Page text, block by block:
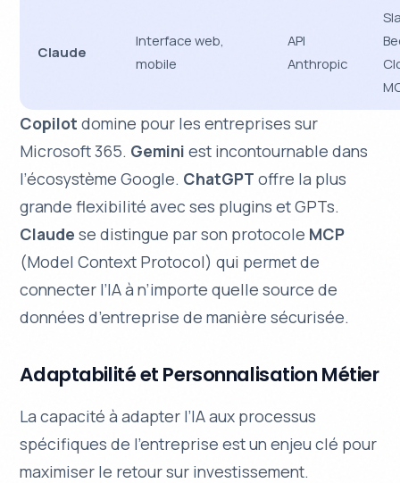
Claude
Interface web,
mobile
API
Anthropic
Copilot domine pour les entreprises sur
Microsoft 365. Gemini est incontournable dans
l’écosystème Google. ChatGPT offre la plus
grande flexibilité avec ses plugins et GPTs.
Claude se distingue par son protocole MCP
(Model Context Protocol) qui permet de
connecter l’IA à n’importe quelle source de
données d’entreprise de manière sécurisée.
Adaptabilité et Personnalisation Métier
La capacité à adapter l’IA aux processus
spécifiques de l’entreprise est un enjeu clé pour
maximiser le retour sur investissement.